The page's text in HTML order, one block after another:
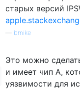
старых версий
bmike
Это можно
и имеет чип A,
уязвимости для